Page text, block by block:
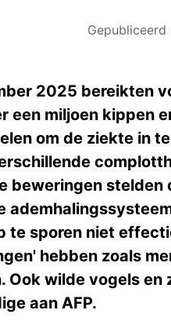
Gepubliceerd
2025 bereikten
een miljoen kippen
om de ziekte in
beweringen stelden
te sporen niet
hebben zoals
Ook wilde vogels
aan AFP.